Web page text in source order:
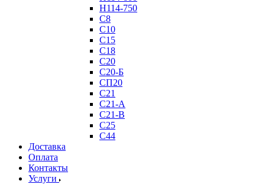
Н114-750
С8
С10
С15
С18
С20
С20-Б
СП20
С21
С21-А
С21-В
С25
С44
Доставка
Оплата
Контакты
Услуги